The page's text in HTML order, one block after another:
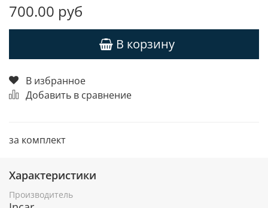
700.00 руб
В корзину
В избранное
Добавить в сравнение
за комплект
Характеристики
Производитель